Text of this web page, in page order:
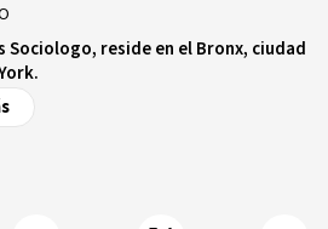
Sociologo, reside en el Bronx, ciudad